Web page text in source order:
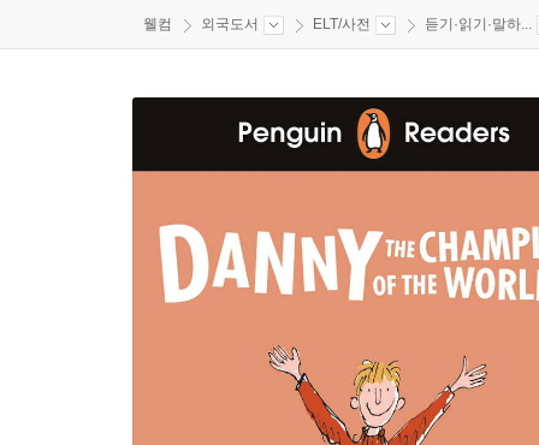
웰컴 외국도서 ELT/사전 듣기·읽기·말하...